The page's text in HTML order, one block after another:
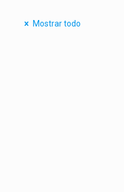
Mostrar todo